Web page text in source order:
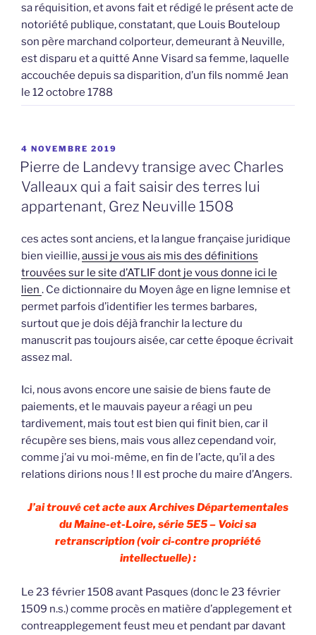
sa réquisition, et avons fait et rédigé le présent acte de
notoriété publique, constatant, que Louis Bouteloup
son père marchand colporteur, demeurant à Neuville,
est disparu et a quitté Anne Visard sa femme, laquelle
accouchée depuis sa disparition, d’un fils nommé Jean
le 12 octobre 1788
PUBLIÉ
LE
4 NOVEMBRE 2019
Pierre de Landevy transige avec Charles
Valleaux qui a fait saisir des terres lui
appartenant, Grez Neuville 1508
ces actes sont anciens, et la langue française juridique
bien vieillie,aussi je vous ais mis des définitions
trouvées sur le site d’ATLIF dont je vous donne ici le
lien . Ce dictionnaire du Moyen âge en ligne lemnise et
permet parfois d’identifier les termes barbares,
surtout que je dois déjà franchir la lecture du
manuscrit pas toujours aisée, car cette époque écrivait
assez mal.
Ici, nous avons encore une saisie de biens faute de
paiements, et le mauvais payeur a réagi un peu
tardivement, mais tout est bien qui finit bien, car il
récupère ses biens, mais vous allez cependand voir,
comme j’ai vu moi-même, en fin de l’acte, qu’il a des
relations dirions nous ! Il est proche du maire d’Angers.
J’ai trouvé cet acte aux Archives Départementales
du Maine-et-Loire, série 5E5 – Voici sa
retranscription (voir ci-contre propriété
intellectuelle) :
Le 23 février 1508 avant Pasques (donc le 23 février
1509 n.s.) comme procès en matière d’applegement et
contreapplegement feust meu et pendant par davant